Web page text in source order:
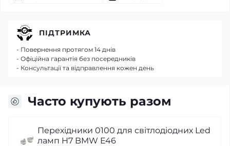
Часто купують разом
Світлодіодні Led лампи DECKER LED PL-
01 5K H15 (2 шт.)
ПІДТРИМКА
- Повернення протягом 14 днів
- Офіційна гарантія без посередників
- Консультації та відправлення кожен день